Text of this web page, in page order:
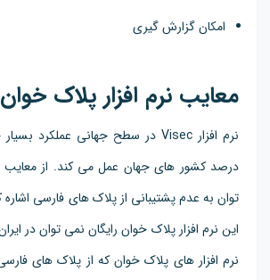
امکان گزارش گیری
معایب نرم افزار پلاک
توان به عدم پشتیبانی از پلاک های فارسی
این نرم افزار پلاک خوان رایگان نمی توان در
نرم افزار های پلاک خوان که از پلاک های